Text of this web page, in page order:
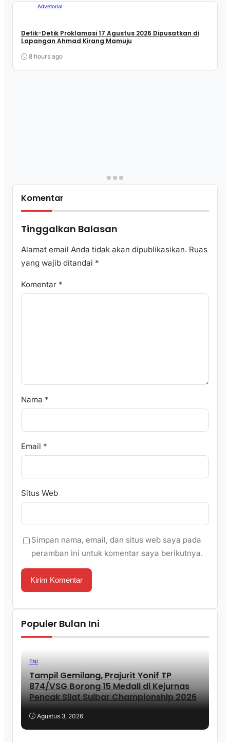
Advetorial
Detik-Detik Proklamasi 17 Agustus 2026 Dipusatkan di
Lapangan Ahmad Kirang Mamuju
8 hours ago
Komentar
Tinggalkan Balasan
Alamat email Anda tidak akan dipublikasikan. Ruas
yang wajib ditandai *
Komentar *
Nama *
Email *
Situs Web
Simpan nama, email, dan situs web saya pada
peramban ini untuk komentar saya berikutnya.
Populer Bulan Ini
TNI
Tampil Gemilang, Prajurit Yonif TP
874/VSG Borong 15 Medali di Kejurnas
Pencak Silat Sulbar Championship 2026
Agustus 3, 2026